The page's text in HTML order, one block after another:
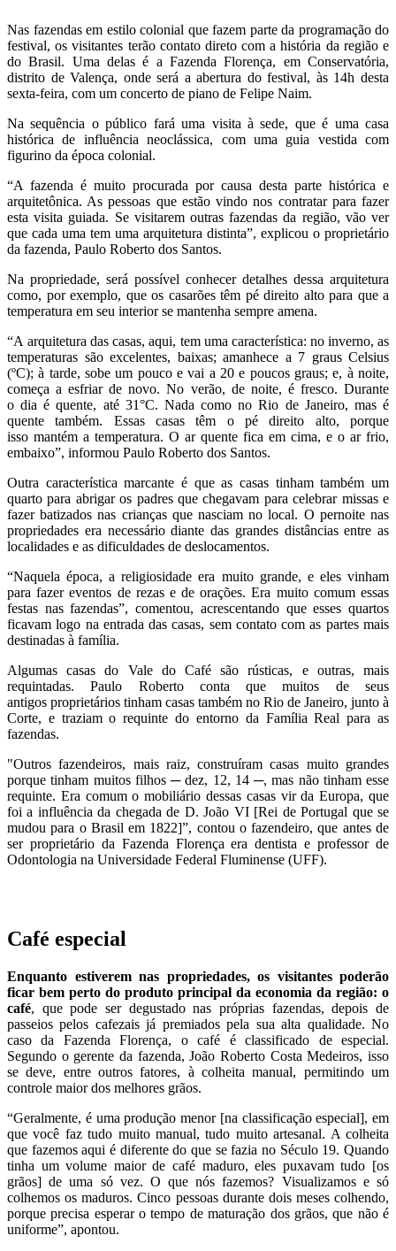
Nas fazendas em estilo colonial que fazem parte da programação do
festival, os visitantes terão contato direto com a história da região e
do Brasil. Uma delas é a Fazenda Florença, em Conservatória,
distrito de Valença, onde será a abertura do festival, às 14h desta
sexta-feira, com um concerto de piano de Felipe Naim.
Na sequência o público fará uma visita à sede, que é uma casa
histórica de influência neoclássica, com uma guia vestida com
figurino da época colonial.
“A fazenda é muito procurada por causa desta parte histórica e
arquitetônica. As pessoas que estão vindo nos contratar para fazer
esta visita guiada. Se visitarem outras fazendas da região, vão ver
que cada uma tem uma arquitetura distinta”, explicou o proprietário
da fazenda, Paulo Roberto dos Santos.
Na propriedade, será possível conhecer detalhes dessa arquitetura
como, por exemplo, que os casarões têm pé direito alto para que a
temperatura em seu interior se mantenha sempre amena.
“A arquitetura das casas, aqui, tem uma característica: no inverno, as
temperaturas são excelentes, baixas; amanhece a 7 graus Celsius
(ºC); à tarde, sobe um pouco e vai a 20 e poucos graus; e, à noite,
começa a esfriar de novo. No verão, de noite, é fresco. Durante
o dia é quente, até 31°C. Nada como no Rio de Janeiro, mas é
quente também. Essas casas têm o pé direito alto, porque
isso mantém a temperatura. O ar quente fica em cima, e o ar frio,
embaixo”, informou Paulo Roberto dos Santos.
Outra característica marcante é que as casas tinham também um
quarto para abrigar os padres que chegavam para celebrar missas e
fazer batizados nas crianças que nasciam no local. O pernoite nas
propriedades era necessário diante das grandes distâncias entre as
localidades e as dificuldades de deslocamentos.
“Naquela época, a religiosidade era muito grande, e eles vinham
para fazer eventos de rezas e de orações. Era muito comum essas
festas nas fazendas”, comentou, acrescentando que esses quartos
ficavam logo na entrada das casas, sem contato com as partes mais
destinadas à família.
Algumas casas do Vale do Café são rústicas, e outras, mais
requintadas. Paulo Roberto conta que muitos de seus
antigos proprietários tinham casas também no Rio de Janeiro, junto à
Corte, e traziam o requinte do entorno da Família Real para as
fazendas.
"Outros fazendeiros, mais raiz, construíram casas muito grandes
porque tinham muitos filhos ─ dez, 12, 14 ─, mas não tinham esse
requinte. Era comum o mobiliário dessas casas vir da Europa, que
foi a influência da chegada de D. João VI [Rei de Portugal que se
mudou para o Brasil em 1822]”, contou o fazendeiro, que antes de
ser proprietário da Fazenda Florença era dentista e professor de
Odontologia na Universidade Federal Fluminense (UFF).
Café especial
Enquanto estiverem nas propriedades, os visitantes poderão
ficar bem perto do produto principal da economia da região: o
café, que pode ser degustado nas próprias fazendas, depois de
passeios pelos cafezais já premiados pela sua alta qualidade. No
caso da Fazenda Florença, o café é classificado de especial.
Segundo o gerente da fazenda, João Roberto Costa Medeiros, isso
se deve, entre outros fatores, à colheita manual, permitindo um
controle maior dos melhores grãos.
“Geralmente, é uma produção menor [na classificação especial], em
que você faz tudo muito manual, tudo muito artesanal. A colheita
que fazemos aqui é diferente do que se fazia no Século 19. Quando
tinha um volume maior de café maduro, eles puxavam tudo [os
grãos] de uma só vez. O que nós fazemos? Visualizamos e só
colhemos os maduros. Cinco pessoas durante dois meses colhendo,
porque precisa esperar o tempo de maturação dos grãos, que não é
uniforme”, apontou.